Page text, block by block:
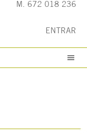
M. 672 018 236
ENTRAR